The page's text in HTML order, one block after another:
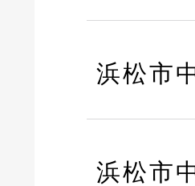
浜松市
浜松市